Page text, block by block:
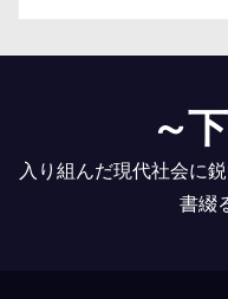
～
入り組んだ現代社会に
書綴